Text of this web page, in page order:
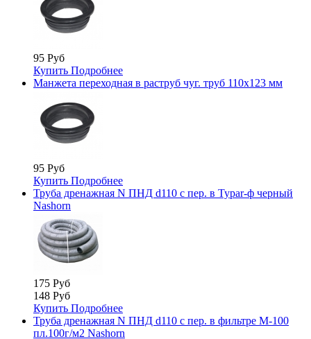
95 Руб
Купить Подробнее
Манжета переходная в раструб чуг. труб 110х123 мм
95 Руб
Купить Подробнее
Труба дренажная N ПНД d110 с пер. в Typar-ф черный
Nashorn
175 Руб
148 Руб
Купить Подробнее
Труба дренажная N ПНД d110 с пер. в фильтре М-100
пл.100г/м2 Nashorn